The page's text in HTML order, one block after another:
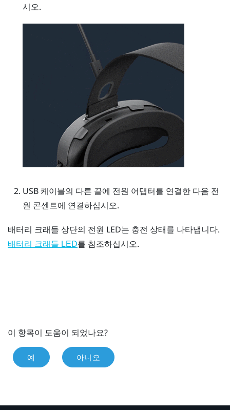
시오.
USB 케이블의 다른 끝에 전원 어댑터를 연결한 다음 전
원 콘센트에 연결하십시오.
배터리 크래들 상단의 전원 LED는 충전 상태를 나타냅니다.
배터리 크래들 LED를 참조하십시오.
이 항목이 도움이 되었나요?
예 아니오